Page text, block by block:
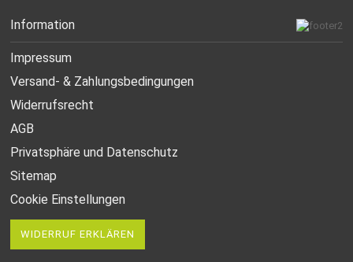
Information
Impressum
Versand- & Zahlungsbedingungen
Widerrufsrecht
AGB
Privatsphäre und Datenschutz
Sitemap
Cookie Einstellungen
WIDERRUF ERKLÄREN